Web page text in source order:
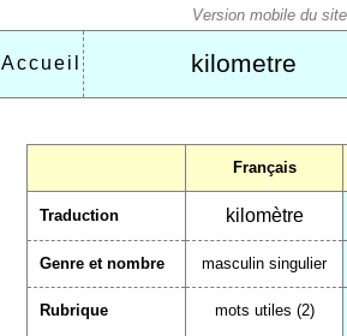
Accueil kilometre
Français
Traduction kilomètre
Genre et nombre masculin singulier
Rubrique mots utiles (2)